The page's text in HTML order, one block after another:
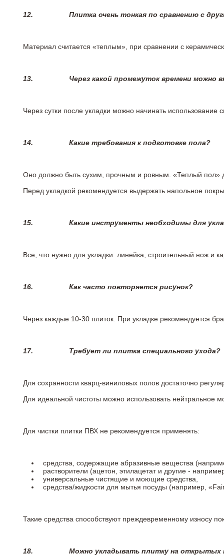
12. Плитка очень тонкая по сравнению с
Материал считается «теплым», при сравнении с
13. Через какой промежуток времени можно
Через сутки после укладки можно начинать
14. Какие требования к подготовке пола?
Оно должно быть сухим, прочным и ровным. «Теплый пол»
Перед укладкой рекомендуется выдержать напольное
15. Какие инструменты необходимы для
Все, что нужно для укладки: линейка, строительный нож и
16. Как часто повторяется рисунок?
Через каждые 10-30 плиток. При укладке рекомендуется
17. Требует ли плитка специального ухода?
Для сохранности кварц-виниловых полов достаточно
Для идеальной чистоты можно использовать
Для чистки плитки ПВХ не рекомендуется применять:
средства, содержащие абразивные вещества
растворители (ацетон, этилацетат и другие -
универсальные чистящие и моющие средства,
средства/жидкости для мытья посуды (например,
Такие средства способствуют преждевременному износу
18. Можно укладывать плитку на открытых